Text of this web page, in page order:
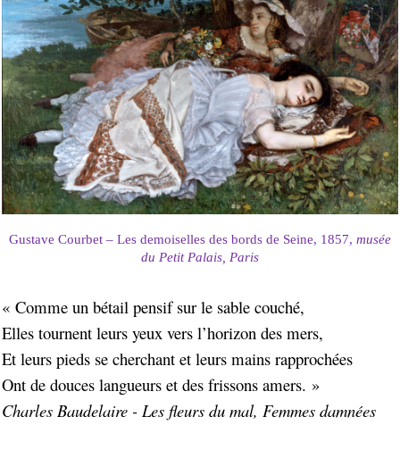
Gustave Courbet – Les demoiselles des bords de Seine, 1857, musée
du Petit Palais, Paris
« Comme un bétail pensif sur le sable couché,
Elles tournent leurs yeux vers l’horizon des mers,
Et leurs pieds se cherchant et leurs mains rapprochées
Ont de douces langueurs et des frissons amers. »
Charles Baudelaire - Les fleurs du mal, Femmes damnées